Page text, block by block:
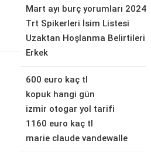
Mart ayı burç yorumları 2024
Trt Spikerleri İsim Listesi
Uzaktan Hoşlanma Belirtileri
Erkek
600 euro kaç tl
kopuk hangi gün
izmir otogar yol tarifi
1160 euro kaç tl
marie claude vandewalle